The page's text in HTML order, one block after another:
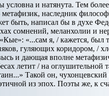
условна и натянута. Тем
наследник
быть, написал бы в духе
сомнений, меланхолии и
«...сам я, / кажется,
гуляющих коридором,
и дающая вполне
летит / на оглушительной
таин...» Такой он,
из эпох. Поэты же, к